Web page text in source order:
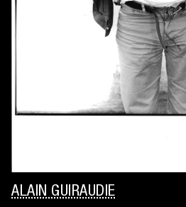
ALAIN GUIRAUDIE